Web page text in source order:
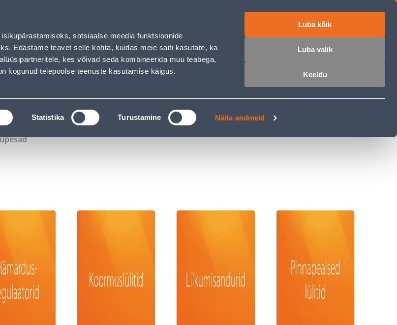
sotsiaalse meedia funktsioonide
Edastame teavet selle kohta, kuidas meie saiti kasutate, ka
kes võivad seda kombineerida muu teabega,
kogunud teiepoolse teenuste kasutamise käigus.
Statistika Turustamine Näita andmeid
Luba kõik
Luba valik
Keeldu
Karjäärileht
OTSI Logi sisse
TÖÖRIISTALAENUTUS JÄRELMAKS